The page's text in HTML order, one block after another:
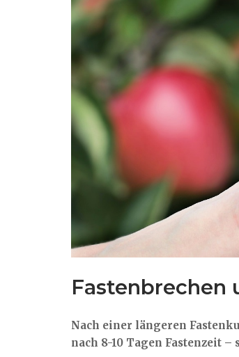
Fastenbrechen
Nach einer längeren
nach 8-10 Tagen Fastenzeit